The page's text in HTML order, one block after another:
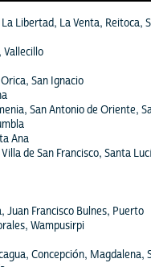
Libertad, La Venta, Reitoca,
Vallecillo
San Ignacio
San Antonio de Oriente,
Ana
de San Francisco, Santa
Juan Francisco Bulnes, Puerto
Wampusirpi
Concepción, Magdalena,